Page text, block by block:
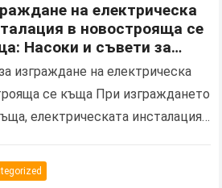
на електрическа
в новострояща се
Насоки и съвети за
на правилните
и процес на
изграждане на електрическа
се къща При изграждането
електрическата инсталация